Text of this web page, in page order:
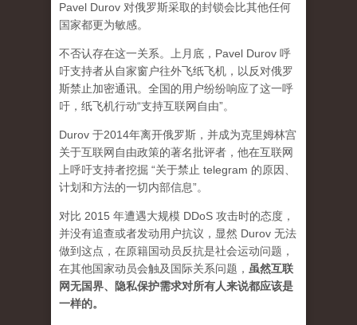
Pavel Durov 对俄罗斯采取的封锁会比其他任何
国家都更为敏感。
不否认存在这一关系。上月底，Pavel Durov 呼
吁支持者从自家窗户往外飞纸飞机，以反对俄罗
斯禁止加密通讯。全国的用户纷纷响应了这一呼
吁，纸飞机行动“支持互联网自由”。
Durov 于2014年离开俄罗斯，并成为克里姆林宫
关于互联网自由政策的著名批评者，他在互联网
上呼吁支持者挖掘 “关于禁止 telegram 的原因、
计划和方法的一切内部信息”。
对比 2015 年遭遇大规模 DDoS 攻击时的态度，
并没有追查或者发动用户抗议，显然 Durov 无法
做到这点，在原籍国动员反抗是社会运动问题，
在其他国家动员会触及国际关系问题， 虽然互联
网无国界、隐私保护需求对所有人来说都应该是
一样的。